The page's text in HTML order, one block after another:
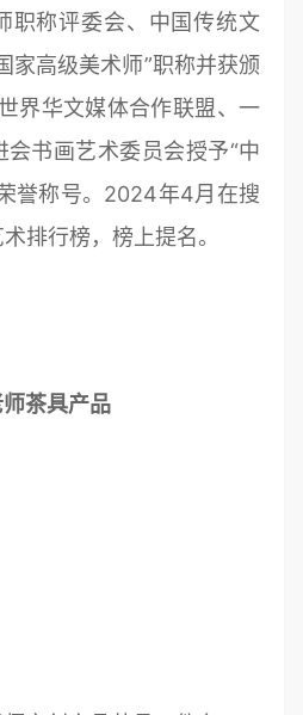
职称评委会、中国传统文
家高级美术师”职称并获颁
界华文媒体合作联盟、一
书画艺术委员会授予“中
誉称号。2024年4月在搜
排行榜，榜上提名。
茶具产品